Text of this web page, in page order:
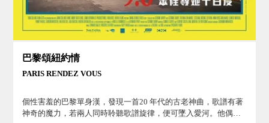
巴黎頌紐約情
PARIS RENDEZ VOUS
個性害羞的巴黎單身漢，發現一首20 年代的古老神曲，歌譜有著
神奇的魔力，若兩人同時聆聽歌譜旋律，便可墜入愛河。他偶遇